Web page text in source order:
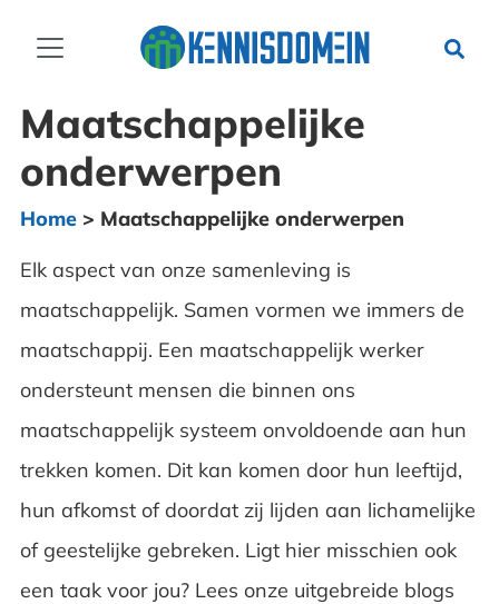
Maatschappelijke
onderwerpen
Home> Maatschappelijke onderwerpen
Elk aspect van onze samenleving is
maatschappelijk. Samen vormen we immers de
maatschappij. Een maatschappelijk werker
ondersteunt mensen die binnen ons
maatschappelijk systeem onvoldoende aan hun
trekken komen. Dit kan komen door hun leeftijd,
hun afkomst of doordat zij lijden aan lichamelijke
of geestelijke gebreken. Ligt hier misschien ook
een taak voor jou? Lees onze uitgebreide blogs